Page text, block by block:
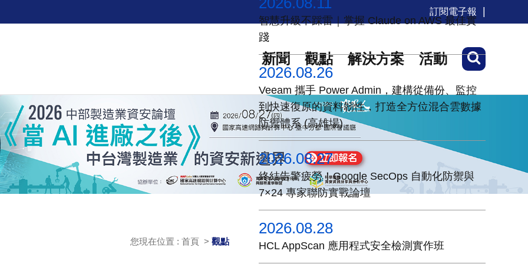
訂閱電子報
新聞 觀點 解決方案 活動
您現在位置 : 首頁 > 觀點
智慧升級不踩雷｜掌握 Claude on AWS 最佳實
踐
2026.08.26
Veeam 攜手 Power Admin，建構從備份、監控
到快速復原的資料韌性，打造全方位混合雲數據
防禦體系 (高雄場)
2026.08.27
終結告警疲勞！Google SecOps 自動化防禦與
7×24 專家聯防實戰論壇
2026.08.28
HCL AppScan 應用程式安全檢測實作班